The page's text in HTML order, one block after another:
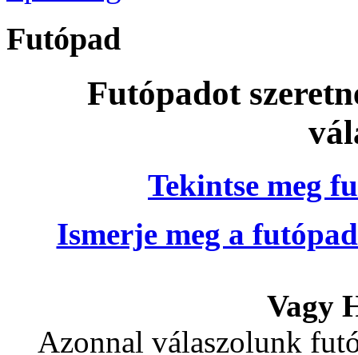
Futópad
Futópadot
Tekintse meg
Ismerje meg a
Vagy
Azonnal válaszolunk